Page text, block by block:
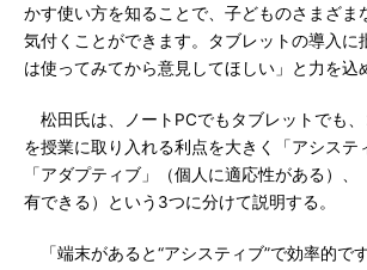
かす使い方を知ることで、子どものさまざま
気付くことができます。タブレットの導入に
は使ってみてから意見してほしい」と力を込
松田氏は、ノートPCでもタブレットでも
を授業に取り入れる利点を大きく「アシステ
「アダプティブ」（個人に適応性がある）
有できる）という3つに分けて説明する。
「端末があると“アシスティブ”で効率的で